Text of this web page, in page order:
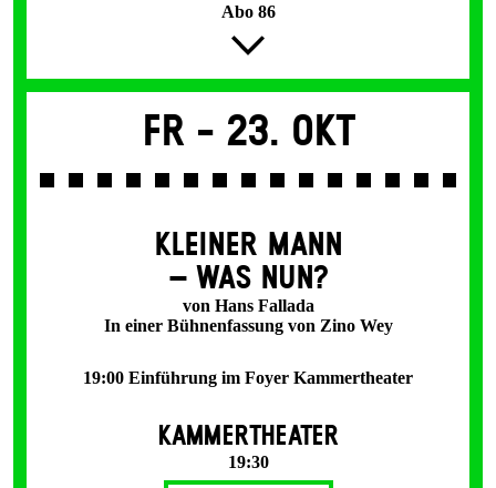
Abo 86
Fr - 23. Okt
KLEINER MANN
– WAS NUN?
von Hans Fallada
In einer Bühnenfassung von Zino Wey
19:00 Einführung im Foyer Kammertheater
KAMMERTHEATER
19:30